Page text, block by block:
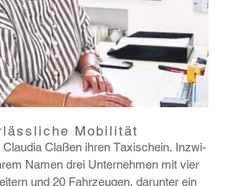
Mobilität
Claudia Claßen ihren Taxi­schein. Inzwi­
Namen drei Unter­nehmen mit vier
und 20 Fahr­zeugen, darunter ein